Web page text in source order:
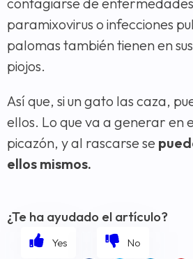
paramixovirus o infecciones
palomas también tienen en
piojos.
Así que, si un gato las caza,
ellos. Lo que va a generar en
picazón, y al rascarse se
ellos mismos.
¿Te ha ayudado el artículo?